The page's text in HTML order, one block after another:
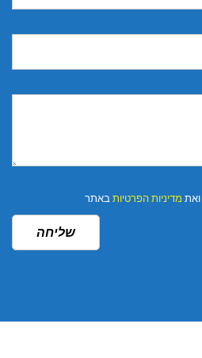
ואת מדיניות הפרטיות באתר
שליחה